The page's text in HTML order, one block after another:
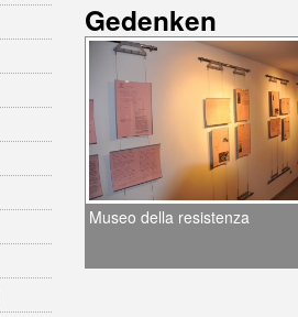
Gedenken
Museo della resistenza